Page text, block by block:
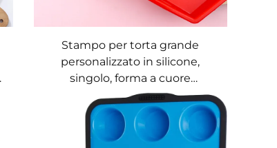
Stampo per torta grande
personalizzato in silicone,
singolo, forma a cuore
arancione, vendita all'ingrosso,
teglia per cottura in silicone